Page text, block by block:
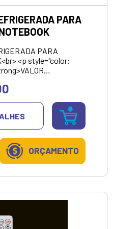
PARA
PARA
<p style="color:
strong></p>
ORÇAMENTO